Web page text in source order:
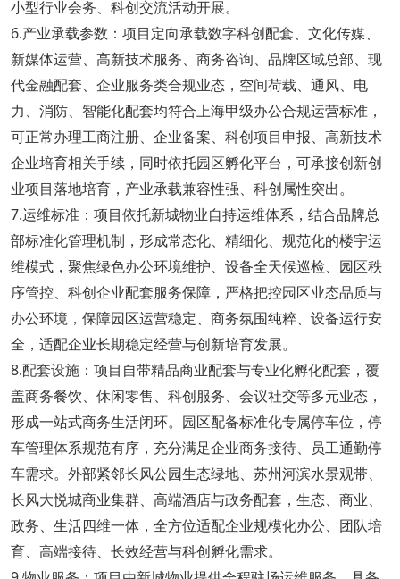
小型行业会务、科创交流活动开展。
6.产业承载参数：项目定向承载数字科创配套、文化传媒、
新媒体运营、高新技术服务、商务咨询、品牌区域总部、现
代金融配套、企业服务类合规业态，空间荷载、通风、电
力、消防、智能化配套均符合上海甲级办公合规运营标准，
可正常办理工商注册、企业备案、科创项目申报、高新技术
企业培育相关手续，同时依托园区孵化平台，可承接创新创
业项目落地培育，产业承载兼容性强、科创属性突出。
7.运维标准：项目依托新城物业自持运维体系，结合品牌总
部标准化管理机制，形成常态化、精细化、规范化的楼宇运
维模式，聚焦绿色办公环境维护、设备全天候巡检、园区秩
序管控、科创企业配套服务保障，严格把控园区业态品质与
办公环境，保障园区运营稳定、商务氛围纯粹、设备运行安
全，适配企业长期稳定经营与创新培育发展。
8.配套设施：项目自带精品商业配套与专业化孵化配套，覆
盖商务餐饮、休闲零售、科创服务、会议社交等多元业态，
形成一站式商务生活闭环。园区配备标准化专属停车位，停
车管理体系规范有序，充分满足企业商务接待、员工通勤停
车需求。外部紧邻长风公园生态绿地、苏州河滨水景观带、
长风大悦城商业集群、高端酒店与政务配套，生态、商业、
政务、生活四维一体，全方位适配企业规模化办公、团队培
育、高端接待、长效经营与科创孵化需求。